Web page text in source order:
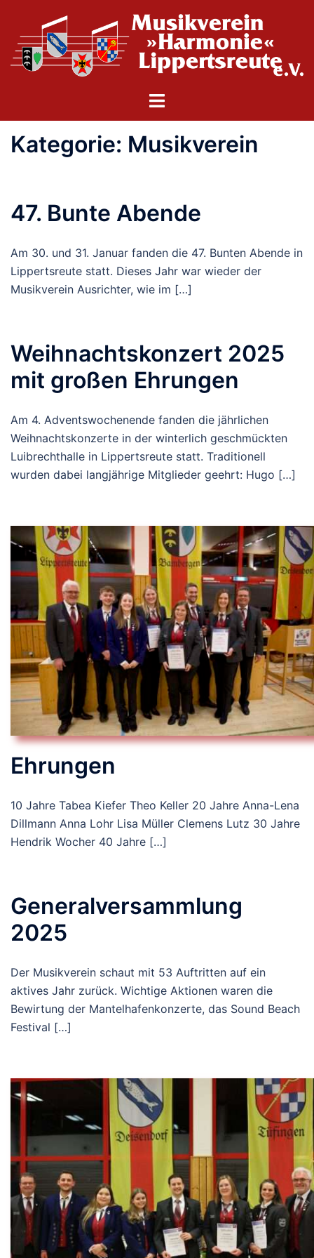
springen
Menü
Kategorie: Musikverein
47. Bunte Abende
Am 30. und 31. Januar fanden die 47. Bunten Abende in
Lippertsreute statt. Dieses Jahr war wieder der
Musikverein Ausrichter, wie im […]
Weihnachtskonzert 2025
mit großen Ehrungen
Am 4. Adventswochenende fanden die jährlichen
Weihnachtskonzerte in der winterlich geschmückten
Luibrechthalle in Lippertsreute statt. Traditionell
wurden dabei langjährige Mitglieder geehrt: Hugo […]
Ehrungen
10 Jahre Tabea Kiefer Theo Keller 20 Jahre Anna-Lena
Dillmann Anna Lohr Lisa Müller Clemens Lutz 30 Jahre
Hendrik Wocher 40 Jahre […]
Generalversammlung
2025
Der Musikverein schaut mit 53 Auftritten auf ein
aktives Jahr zurück. Wichtige Aktionen waren die
Bewirtung der Mantelhafenkonzerte, das Sound Beach
Festival […]